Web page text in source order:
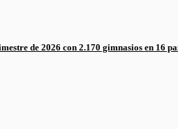
de 2026 con 2.170 gimnasios en 16